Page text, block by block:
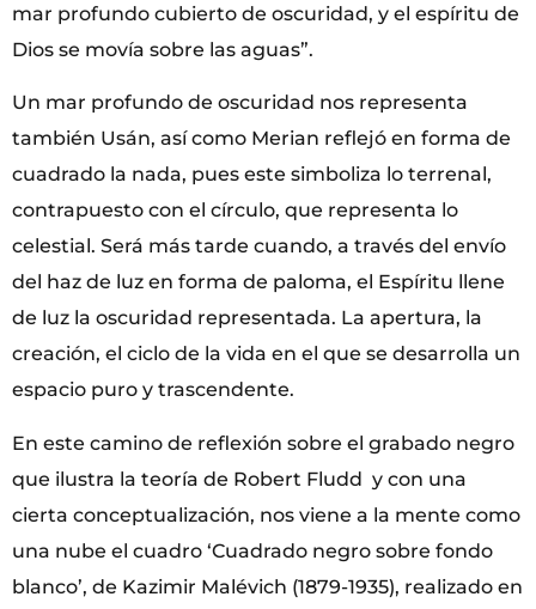
mar profundo cubierto de oscuridad, y el espíritu de
Dios se movía sobre las aguas”.
Un mar profundo de oscuridad nos representa
también Usán, así como Merian reflejó en forma de
cuadrado la nada, pues este simboliza lo terrenal,
contrapuesto con el círculo, que representa lo
celestial. Será más tarde cuando, a través del envío
del haz de luz en forma de paloma, el Espíritu llene
de luz la oscuridad representada. La apertura, la
creación, el ciclo de la vida en el que se desarrolla un
espacio puro y trascendente.
En este camino de reflexión sobre el grabado negro
que ilustra la teoría de Robert Fludd y con una
cierta conceptualización, nos viene a la mente como
una nube el cuadro ‘Cuadrado negro sobre fondo
blanco’, de Kazimir Malévich (1879-1935), realizado en